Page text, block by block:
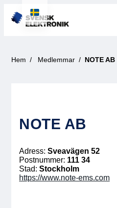
Svensk elektronikindustri
Fokusområden
Aktuella projekt
Smartare Elektroniksystem
Hem Medlemmar NOTE AB
NOTE AB
Adress: Sveavägen 52
Postnummer: 111 34
Stad: Stockholm
https://www.note-ems.com